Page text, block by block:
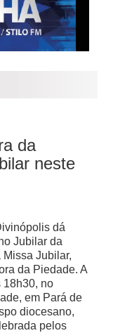
da
neste
dá
Jubilar da
Jubilar,
da Piedade. A
18h30, no
em Pará de
diocesano,
pelos